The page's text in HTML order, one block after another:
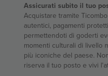
Assicurati subito il tuo
Acquistare tramite
autentici, pagamenti
permettendoti di goderti
momenti culturali di livello
più iconiche del paese.
riserva il tuo posto e vivi